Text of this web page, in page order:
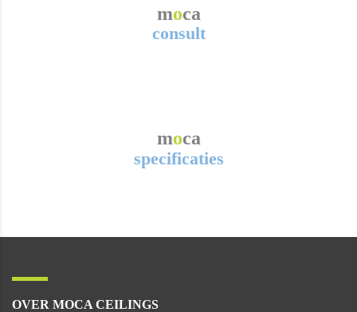
moca
consult
moca
specificaties
OVER MOCA CEILINGS